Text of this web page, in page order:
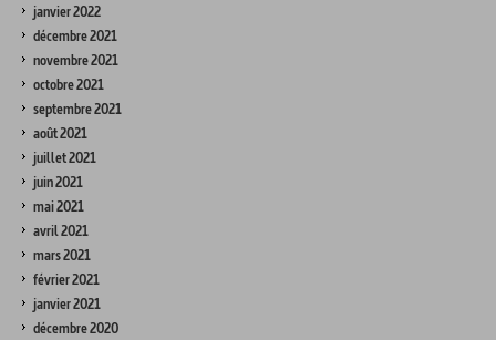
janvier 2022
décembre 2021
novembre 2021
octobre 2021
septembre 2021
août 2021
juillet 2021
juin 2021
mai 2021
avril 2021
mars 2021
février 2021
janvier 2021
décembre 2020